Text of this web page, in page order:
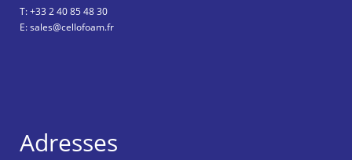
T: +33 2 40 85 48 30
E: sales@cellofoam.fr
Adresses